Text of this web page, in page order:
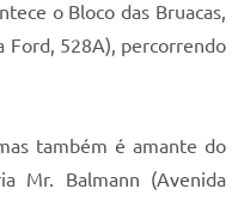
o Bloco das Bruacas,
Ford, 528A), percorrendo
também é amante do
Mr. Balmann (Avenida